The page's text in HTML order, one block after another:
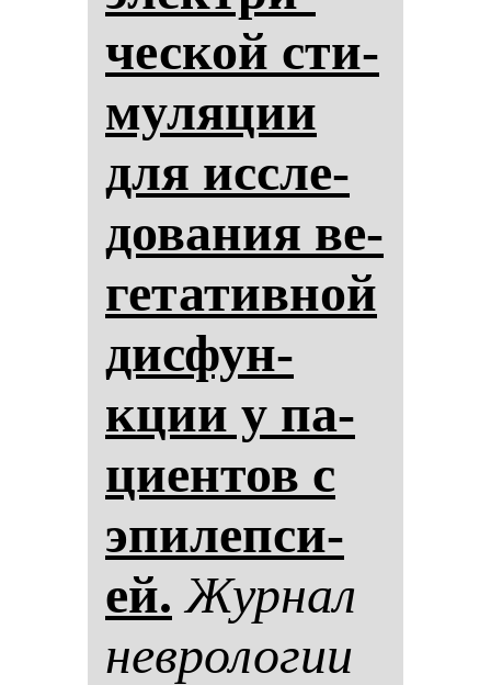
чес­кой сти­
му­ля­ции
для ис­сле­
до­ва­ния ве­
ге­та­тив­ной
дис­фун­
кции у па­
ци­ен­тов с
эпи­леп­си­
ей. Жур­нал
нев­ро­ло­гии